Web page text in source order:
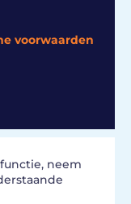
voorwaarden
neem